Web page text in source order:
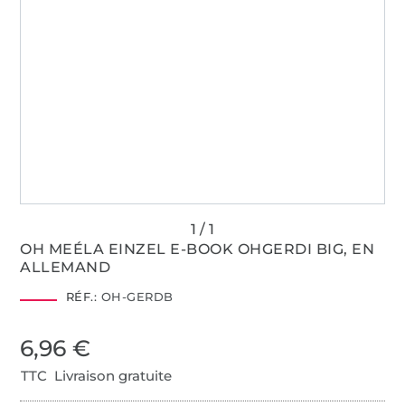
OH MEÉLA EINZEL E-BOOK OHGERDI BIG, EN
ALLEMAND
RÉF.: OH-GERDB
6,96 €
TTC Livraison gratuite